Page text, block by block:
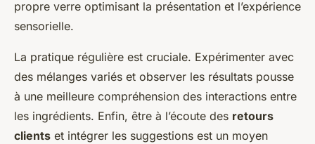
propre verre optimisant la présentation et l’expérience
sensorielle.
La pratique régulière est cruciale. Expérimenter avec
des mélanges variés et observer les résultats pousse
à une meilleure compréhension des interactions entre
les ingrédients. Enfin, être à l’écoute des retours
clients et intégrer les suggestions est un moyen